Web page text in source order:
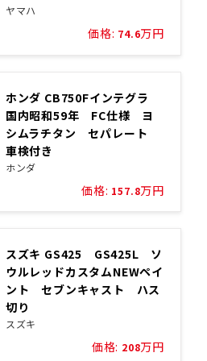
ヤマハ
価格: 74.6万円
ホンダ CB750Fインテグラ
国内昭和59年 FC仕様 ヨ
シムラチタン セパレート
車検付き
ホンダ
価格: 157.8万円
スズキ GS425 GS425L ソ
ウルレッドカスタムNEWペイ
ント セブンキャスト ハス
切り
スズキ
価格: 208万円